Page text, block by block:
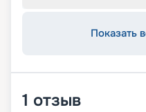
Показать
1 отзыв